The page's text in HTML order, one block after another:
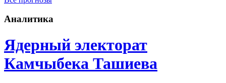
Аналитика
Ядерный электорат
Камчыбека Ташиева